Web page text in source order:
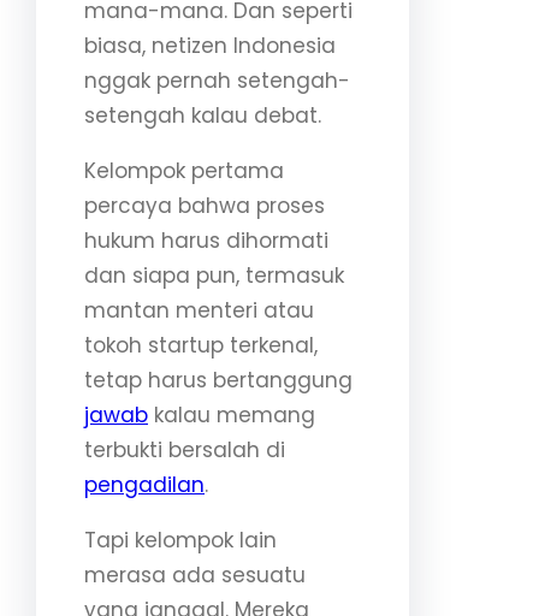
mana-mana. Dan seperti
biasa, netizen Indonesia
nggak pernah setengah-
setengah kalau debat.
Kelompok pertama
percaya bahwa proses
hukum harus dihormati
dan siapa pun, termasuk
mantan menteri atau
tokoh startup terkenal,
tetap harus bertanggung
jawab kalau memang
terbukti bersalah di
pengadilan.
Tapi kelompok lain
merasa ada sesuatu
yang janggal. Mereka